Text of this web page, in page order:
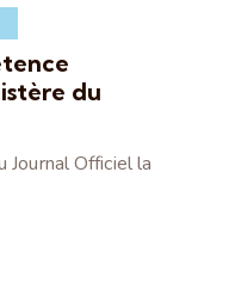
du
Officiel la